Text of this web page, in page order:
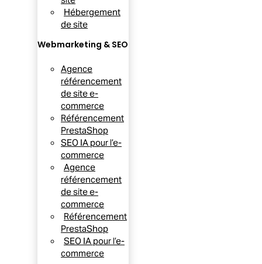
Hébergement
de site
Webmarketing & SEO
Agence
référencement
de site e-
commerce
Référencement
PrestaShop
SEO IA pour l’e-
commerce
Agence
référencement
de site e-
commerce
Référencement
PrestaShop
SEO IA pour l’e-
commerce